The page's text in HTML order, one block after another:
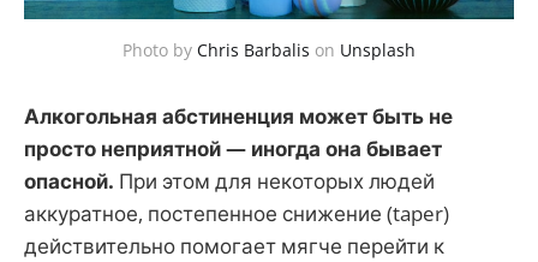
Photo by Chris Barbalis on Unsplash
Алкогольная абстиненция может быть не
просто неприятной — иногда она бывает
опасной. При этом для некоторых людей
аккуратное, постепенное снижение (taper)
действительно помогает мягче перейти к